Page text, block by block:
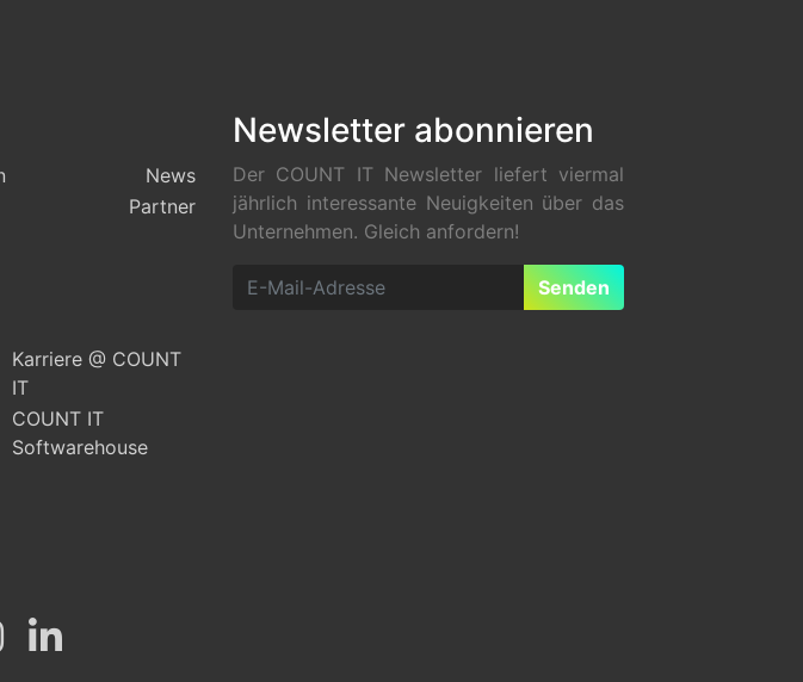
News
Partner
Karriere @ COUNT
IT
COUNT IT
Softwarehouse
Newsletter abonnieren
Der COUNT IT Newsletter liefert viermal
jährlich interessante Neuigkeiten über das
Unternehmen. Gleich anfordern!
Senden